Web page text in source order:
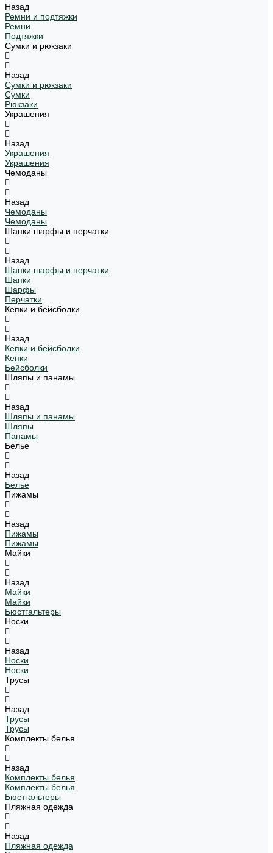
Назад
Ремни и подтяжки
Ремни
Подтяжки
Сумки и рюкзаки
Назад
Сумки и рюкзаки
Сумки
Рюкзаки
Украшения
Назад
Украшения
Украшения
Чемоданы
Назад
Чемоданы
Чемоданы
Шапки шарфы и перчатки
Назад
Шапки шарфы и перчатки
Шапки
Шарфы
Перчатки
Кепки и бейсболки
Назад
Кепки и бейсболки
Кепки
Бейсболки
Шляпы и панамы
Назад
Шляпы и панамы
Шляпы
Панамы
Белье
Назад
Белье
Пижамы
Назад
Пижамы
Пижамы
Майки
Назад
Майки
Майки
Бюстгальтеры
Носки
Назад
Носки
Носки
Трусы
Назад
Трусы
Трусы
Комплекты белья
Назад
Комплекты белья
Комплекты белья
Бюстгальтеры
Пляжная одежда
Назад
Пляжная одежда